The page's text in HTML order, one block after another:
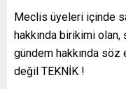
Meclis üyeleri içinde
hakkında birikimi olan,
gündem hakkında
değil TEKNİK !